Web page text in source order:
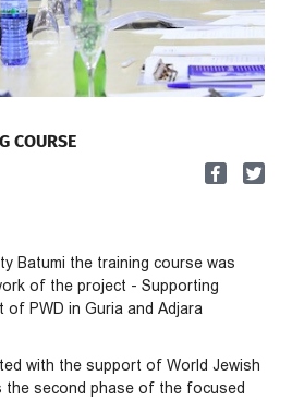
COURSE
Batumi the training course was
of the project - Supporting
of PWD in Guria and Adjara
with the support of World Jewish
the second phase of the focused